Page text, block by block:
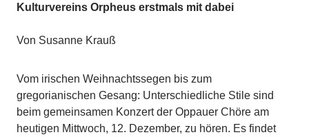
Kulturvereins Orpheus erstmals mit dabei
Von Susanne Krauß
Vom irischen Weihnachtssegen bis zum
gregorianischen Gesang: Unterschiedliche Stile sind
beim gemeinsamen Konzert der Oppauer Chöre am
heutigen Mittwoch, 12. Dezember, zu hören. Es findet